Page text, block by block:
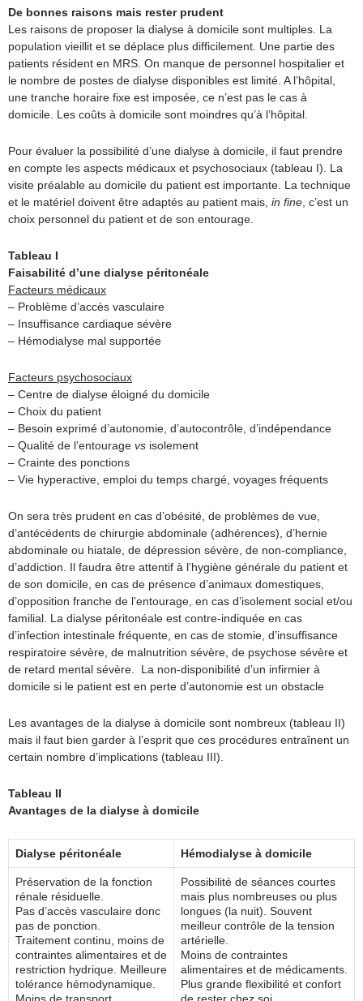
De bonnes raisons mais rester prudent
Les raisons de proposer la dialyse à domicile sont multiples. La
population vieillit et se déplace plus difficilement. Une partie des
patients résident en MRS. On manque de personnel hospitalier et
le nombre de postes de dialyse disponibles est limité. A l’hôpital,
une tranche horaire fixe est imposée, ce n’est pas le cas à
domicile. Les coûts à domicile sont moindres qu’à l’hôpital.
Pour évaluer la possibilité d’une dialyse à domicile, il faut prendre
en compte les aspects médicaux et psychosociaux (tableau I). La
visite préalable au domicile du patient est importante. La technique
et le matériel doivent être adaptés au patient mais, in fine , c’est un
choix personnel du patient et de son entourage.
Tableau I
Faisabilité d’une dialyse péritonéale
Facteurs médicaux
– Problème d’accès vasculaire
– Insuffisance cardiaque sévère
– Hémodialyse mal supportée
Facteurs psychosociaux
– Centre de dialyse éloigné du domicile
– Choix du patient
– Besoin exprimé d’autonomie, d’autocontrôle, d’indépendance
– Qualité de l’entourage vs isolement
– Crainte des ponctions
– Vie hyperactive, emploi du temps chargé, voyages fréquents
On sera très prudent en cas d’obésité, de problèmes de vue,
d’antécédents de chirurgie abdominale (adhérences), d’hernie
abdominale ou hiatale, de dépression sévère, de non-compliance,
d’addiction. Il faudra être attentif à l’hygiène générale du patient et
de son domicile, en cas de présence d’animaux domestiques,
d’opposition franche de l’entourage, en cas d’isolement social et/ou
familial. La dialyse péritonéale est contre-indiquée en cas
d’infection intestinale fréquente, en cas de stomie, d’insuffisance
respiratoire sévère, de malnutrition sévère, de psychose sévère et
de retard mental sévère. La non-disponibilité d’un infirmier à
domicile si le patient est en perte d’autonomie est un obstacle
Les avantages de la dialyse à domicile sont nombreux (tableau II)
mais il faut bien garder à l’esprit que ces procédures entraînent un
certain nombre d’implications (tableau III).
Tableau II
Avantages de la dialyse à domicile
Dialyse péritonéale Hémodialyse à domicile
Préservation de la fonction
rénale résiduelle.
Pas d’accès vasculaire donc
pas de ponction.
Traitement continu, moins de
contraintes alimentaires et de
restriction hydrique. Meilleure
tolérance hémodynamique.
Possibilité de séances courtes
mais plus nombreuses ou plus
longues (la nuit). Souvent
meilleur contrôle de la tension
artérielle.
Moins de contraintes
alimentaires et de médicaments.
Plus grande flexibilité et confort